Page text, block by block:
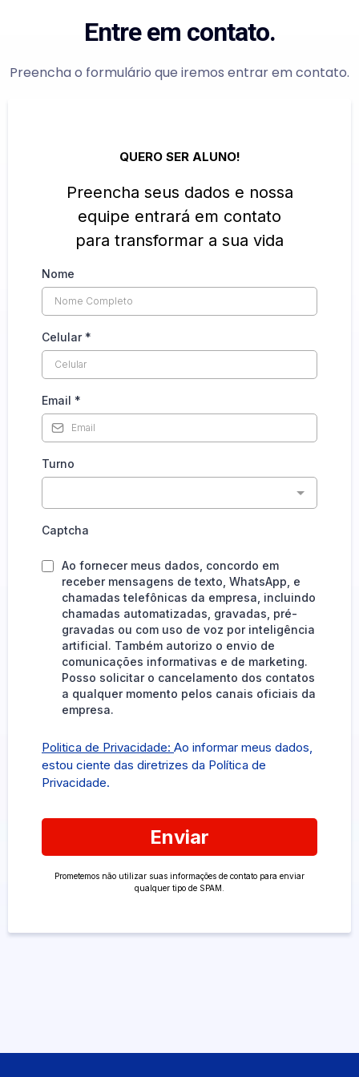
Entre em contato.
Preencha o formulário que iremos entrar em contato.
QUERO SER ALUNO!
Preencha seus dados e nossa
equipe entrará em contato
para transformar a sua vida
Nome
Celular *
Email *
Turno
Captcha
Ao fornecer meus dados, concordo em
receber mensagens de texto, WhatsApp, e
chamadas telefônicas da empresa, incluindo
chamadas automatizadas, gravadas, pré-
gravadas ou com uso de voz por inteligência
artificial. Também autorizo o envio de
comunicações informativas e de marketing.
Posso solicitar o cancelamento dos contatos
a qualquer momento pelos canais oficiais da
empresa.
Politica de Privacidade: Ao informar meus dados,
estou ciente das diretrizes da Política de
Privacidade.
Enviar
Prometemos não utilizar suas informações de contato para enviar
qualquer tipo de SPAM.